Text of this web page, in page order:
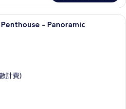
迷你吧、客房內保險箱、書桌、遮光
- Panoramic
計費)